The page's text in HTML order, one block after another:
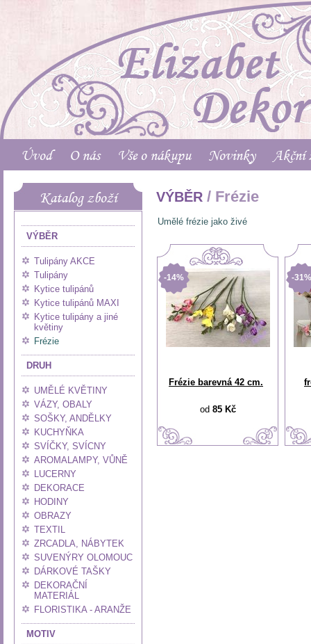
Úvod O nás Vše o nákupu Novinky Akční
Katalog zboží
VÝBĚR
Tulipány AKCE
Tulipány
Kytice tulipánů
Kytice tulipánů MAXI
Kytice tulipány a jiné
květiny
Frézie
DRUH
UMĚLÉ KVĚTINY
VÁZY, OBALY
SOŠKY, ANDĚLKY
KUCHYŇKA
SVÍČKY, SVÍCNY
AROMALAMPY, VŮNĚ
LUCERNY
DEKORACE
HODINY
OBRAZY
TEXTIL
ZRCADLA, NÁBYTEK
SUVENÝRY OLOMOUC
DÁRKOVÉ TAŠKY
DEKORAČNÍ
MATERIÁL
FLORISTIKA - ARANŽE
MOTIV
VÝBĚR / Frézie
Umělé frézie jako živé
-14%
Frézie barevná 42 cm.
od 85 Kč
-31%